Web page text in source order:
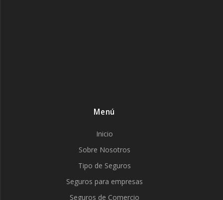
Menú
Inicio
Sobre Nosotros
Tipo de Seguros
Seguros para empresas
Seguros de Comercio